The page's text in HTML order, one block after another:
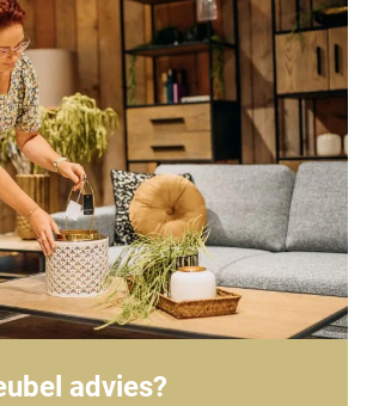
advies?